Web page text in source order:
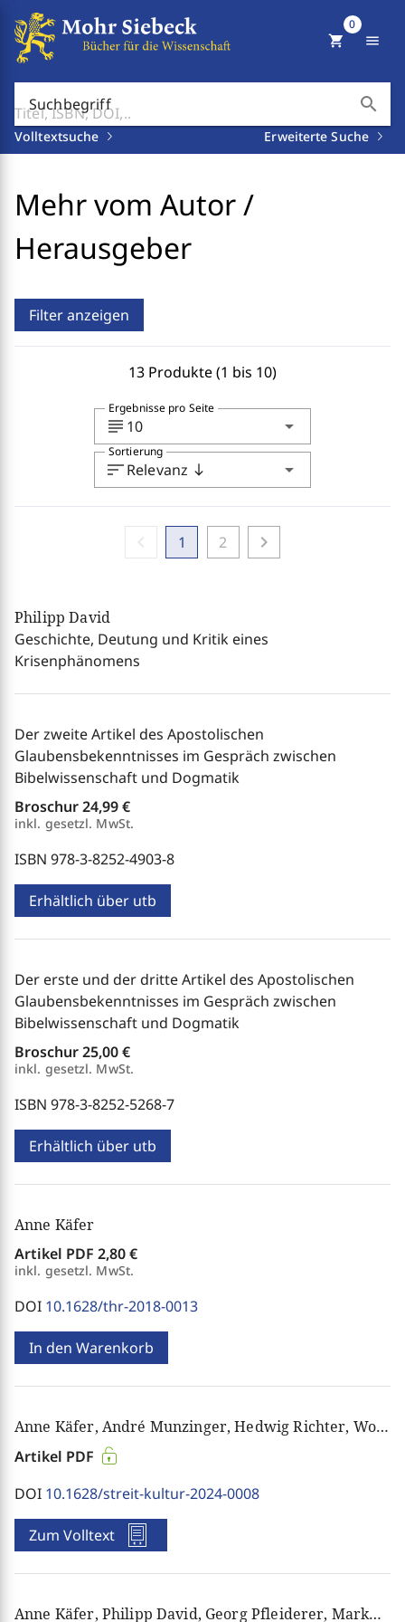
Suchbegriff search
Volltextsuche Erweiterte Suche
shopping_cart
0
menu
Mehr vom Autor /
Herausgeber
Filter anzeigen
13 Produkte (1 bis 10)
subject 10 arrow_drop_down
Ergebnisse pro Seite
sortRelevanz south arrow_drop_down
Sortierung
1 2 chevron_right
Philipp David
Geschichte, Deutung und Kritik eines
Krisenphänomens
Der zweite Artikel des Apostolischen
Glaubensbekenntnisses im Gespräch zwischen
Bibelwissenschaft und Dogmatik
Broschur24,99 €
inkl. gesetzl. MwSt.
ISBN 978-3-8252-4903-8
Erhältlich über utb
Der erste und der dritte Artikel des Apostolischen
Glaubensbekenntnisses im Gespräch zwischen
Bibelwissenschaft und Dogmatik
Broschur25,00 €
inkl. gesetzl. MwSt.
ISBN 978-3-8252-5268-7
Erhältlich über utb
Anne Käfer
Artikel PDF 2,80 €
inkl. gesetzl. MwSt.
DOI 10.1628/thr-2018-0013
In den Warenkorb
Anne Käfer, André Munzinger, Hedwig Richter, Wolfgang Schäuble
Artikel PDF
DOI 10.1628/streit-kultur-2024-0008
Zum Volltext
Anne Käfer, Philipp David, Georg Pfleiderer, Markus Tiedemann